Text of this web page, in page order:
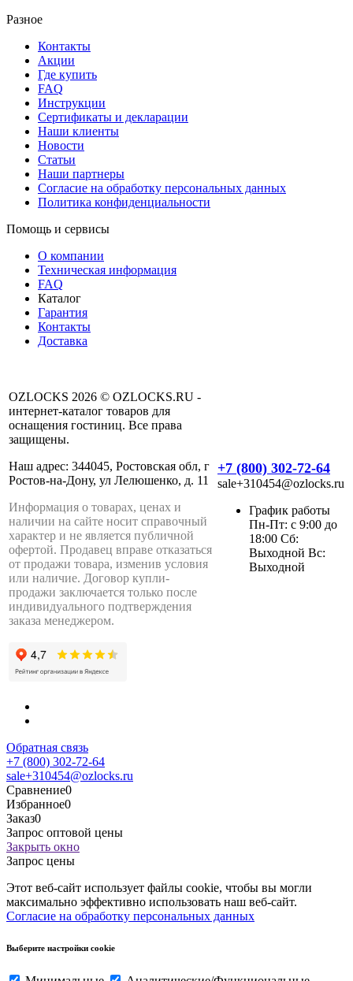
Разное
Контакты
Акции
Где купить
FAQ
Инструкции
Сертификаты и декларации
Наши клиенты
Новости
Статьи
Наши партнеры
Согласие на обработку персональных данных
Политика конфиденциальности
Помощь и сервисы
О компании
Техническая информация
FAQ
Каталог
Гарантия
Контакты
Доставка
OZLOCKS 2026 © OZLOCKS.RU -
интернет-каталог товаров для
оснащения гостиниц. Все права
защищены.
Наш адрес: 344045, Ростовская обл, г
Ростов-на-Дону, ул Лелюшенко, д. 11
Информация о товарах, ценах и
наличии на сайте носит справочный
характер и не является публичной
офертой. Продавец вправе отказаться
от продажи товара, изменив условия
или наличие. Договор купли-
продажи заключается только после
индивидуального подтверждения
заказа менеджером.
+7 (800) 302-72-64
sale+310454@ozlocks.ru
График работы
Пн-Пт: с 9:00 до
18:00 Сб:
Выходной Вс:
Выходной
Обратная связь
+7 (800) 302-72-64
sale+310454@ozlocks.ru
Сравнение0
Избранное0
Заказ0
Запрос оптовой цены
Закрыть окно
Запрос цены
Этот веб-сайт использует файлы cookie, чтобы вы могли
максимально эффективно использовать наш веб-сайт.
Согласие на обработку персональных данных
Выберите настройки cookie